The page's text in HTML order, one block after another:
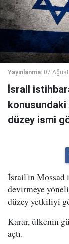
Yayınlanma: 07
İsrail
konusundaki
düzey ismi
İsrail'in Mossad
devirmeye
düzey yetkiliyi
Karar, ülkenin
açtı.